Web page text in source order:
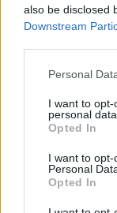
also be disclosed
Downstream
Please note that
not limited to
grant or deny
use your data for
consent section.
Personal
I want to
personal data.
Opted In
I want to
Personal
Opted In
ÉVFORDULÓ #